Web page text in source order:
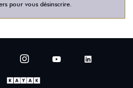
pour vous désinscrire.